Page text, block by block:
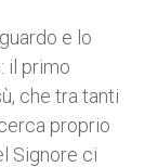
e lo
il primo
che tra tanti
proprio
Signore ci